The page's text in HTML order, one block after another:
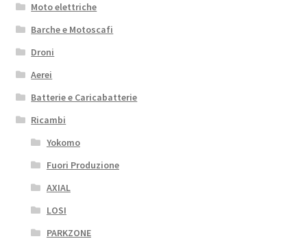
Moto elettriche
Barche e Motoscafi
Droni
Aerei
Batterie e Caricabatterie
Ricambi
Yokomo
Fuori Produzione
AXIAL
LOSI
PARKZONE